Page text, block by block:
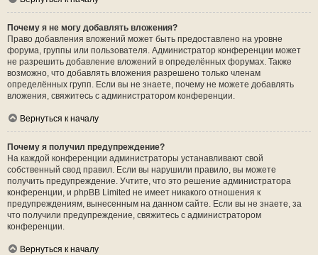
Почему я не могу добавлять вложения?
Право добавления вложений может быть предоставлено на уровне
форума, группы или пользователя. Администратор конференции может
не разрешить добавление вложений в определённых форумах. Также
возможно, что добавлять вложения разрешено только членам
определённых групп. Если вы не знаете, почему не можете добавлять
вложения, свяжитесь с администратором конференции.
Вернуться к началу
Почему я получил предупреждение?
На каждой конференции администраторы устанавливают свой
собственный свод правил. Если вы нарушили правило, вы можете
получить предупреждение. Учтите, что это решение администратора
конференции, и phpBB Limited не имеет никакого отношения к
предупреждениям, вынесенным на данном сайте. Если вы не знаете, за
что получили предупреждение, свяжитесь с администратором
конференции.
Вернуться к началу